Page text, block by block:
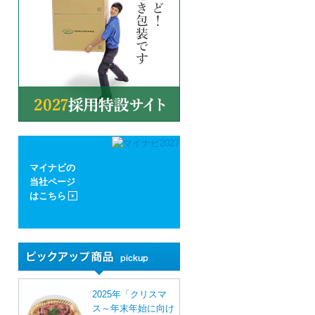
マイナビの
当社ページ
はこちら
2025年「クリスマ
ス～年末年始に向け